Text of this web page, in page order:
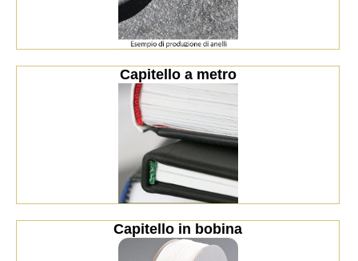
Capitello a metro
Capitello in bobina